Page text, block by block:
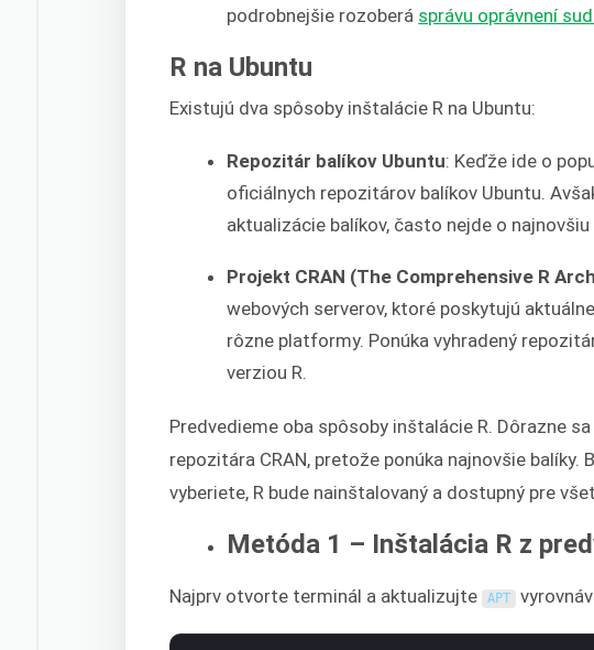
podrobnejšie rozoberá správu oprávnení
R na Ubuntu
Existujú dva spôsoby inštalácie R na Ubuntu:
Repozitár balíkov Ubuntu: Keďže ide o
oficiálnych repozitárov balíkov Ubuntu.
aktualizácie balíkov, často nejde o najnovšiu
Projekt CRAN (The Comprehensive R
webových serverov, ktoré poskytujú
rôzne platformy. Ponúka vyhradený
verziou R.
Predvedieme oba spôsoby inštalácie R. Dôrazne
repozitára CRAN, pretože ponúka najnovšie
vyberiete, R bude nainštalovaný a dostupný pre
Metóda 1 – Inštalácia R z
Najprv otvorte terminál a aktualizujte APT